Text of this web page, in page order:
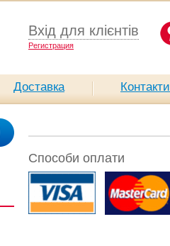
Вхід для клієнтів
Pегистрация
Доставка Контакти
Способи оплати